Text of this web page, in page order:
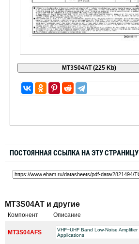
ПОСТОЯННАЯ ССЫЛКА НА ЭТУ СТРАНИЦУ
MT3S04AT и другие
Компонент Описание
MT3S04AFS
VHF~UHF Band Low-Noise Amplifier
Applications